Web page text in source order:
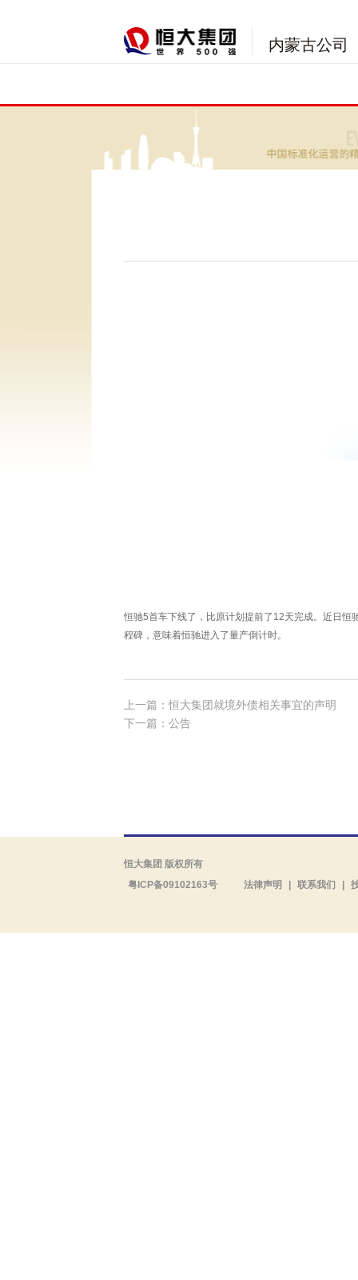
内蒙古公司
恒驰5首车下线了，比原计划提前了12天完成。近日
程碑，意味着恒驰进入了量产倒计时。
上一篇：恒大集团就境外债相关事宜的声明
下一篇：公告
恒大集团 版权所有
粤ICP备09102163号
法律声明 联系我们